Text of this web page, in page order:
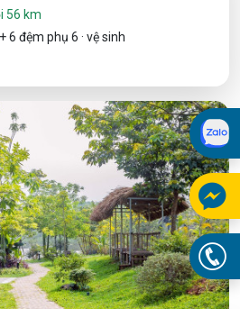
56 km
6 đệm phụ 6 · vệ sinh